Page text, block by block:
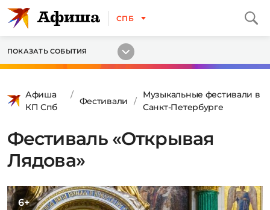
СПБ
ПОКАЗАТЬ СОБЫТИЯ
Афиша
КП Спб
Фестивали
Музыкальные фестивали в
Санкт-Петербурге
Фестиваль «Открывая
Лядова»
6+